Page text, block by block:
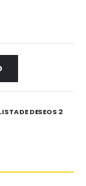
DE DESEOS 2